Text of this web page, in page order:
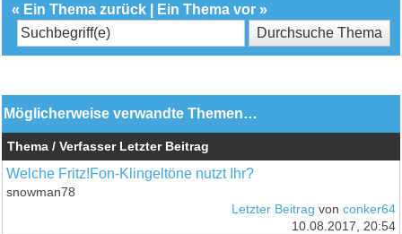
« Ein Thema zurück Ein Thema vor »
Möglicherweise verwandte Themen…
Thema / Verfasser Letzter Beitrag
Welche Fritz!Fon-Klingeltöne nutzt Ihr?
snowman78
Letzter Beitrag von conker64
10.08.2017, 20:54